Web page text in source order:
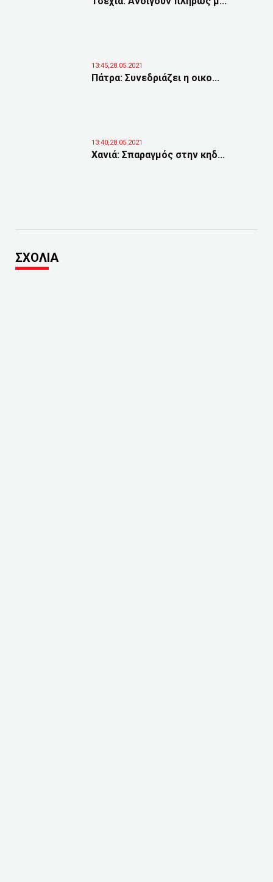
13:45,28.05.2021
Πάτρα: Συνεδριάζει η οικο...
13:40,28.05.2021
Χανιά: Σπαραγμός στην κηδ...
ΣΧΟΛΙΑ